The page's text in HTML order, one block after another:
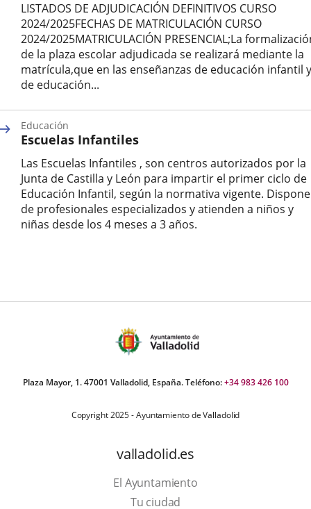
LISTADOS DE ADJUDICACIÓN DEFINITIVOS CURSO
2024/2025FECHAS DE MATRICULACIÓN CURSO
2024/2025MATRICULACIÓN PRESENCIAL;La
de la plaza escolar adjudicada se realizará mediante la
matrícula,que en las enseñanzas de educación infantil y
de educación...
Escuelas Infantiles
Las Escuelas Infantiles , son centros autorizados por la
Junta de Castilla y León para impartir el primer ciclo de
Educación Infantil, según la normativa vigente.
de profesionales especializados y atienden a niños y
niñas desde los 4 meses a 3 años.
Educación
Plaza Mayor, 1. 47001 Valladolid, España. Teléfono:+34 983 426 100
Copyright 2025 - Ayuntamiento de Valladolid
valladolid.es
El Ayuntamiento
Tu ciudad